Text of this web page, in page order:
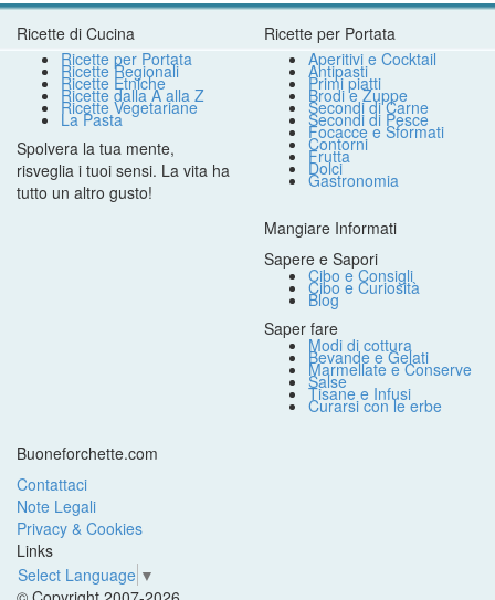
Ricette di Cucina
Ricette per Portata
Ricette Regionali
Ricette Etniche
Ricette dalla A alla Z
Ricette Vegetariane
La Pasta
Spolvera la tua mente,
risveglia i tuoi sensi. La vita ha
tutto un altro gusto!
Ricette per Portata
Aperitivi e Cocktail
Antipasti
Primi piatti
Brodi e Zuppe
Secondi di Carne
Secondi di Pesce
Focacce e Sformati
Contorni
Frutta
Dolci
Gastronomia
Mangiare Informati
Sapere e Sapori
Cibo e Consigli
Cibo e Curiosità
Blog
Saper fare
Modi di cottura
Bevande e Gelati
Marmellate e Conserve
Salse
Tisane e Infusi
Curarsi con le erbe
Buoneforchette.com
Contattaci
Note Legali
Privacy & Cookies
Links
Select Language ▼